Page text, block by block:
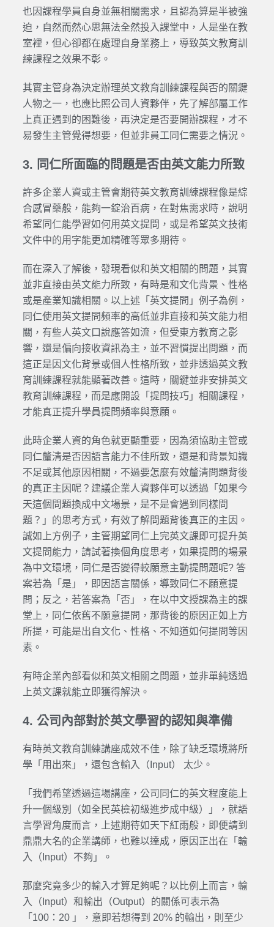
也因課程學員自身並無相關需求，且認為算是半被強
迫，自然而然心思無法全然投入課堂中，人是坐在教
室裡，但心卻都在處理自身業務上，導致英文教育訓
練課程之效果不彰。
其實主管身為決定辦理英文教育訓練課程與否的關鍵
人物之一，也應比照公司人資夥伴，先了解部屬工作
上真正遇到的困難後，再決定是否要開辦課程，才不
易發生主管覺得想要，但並非員工同仁需要之情況。
3. 同仁所面臨的問題是否由英文能力所致
許多企業人資或主管會期待英文教育訓練課程像是綜
合感冒藥般，能夠一錠治百病，在對焦需求時，說明
希望同仁能學習如何用英文提問，或是希望英文技術
文件中的用字能更加精確等眾多期待。
而在深入了解後，發現看似和英文相關的問題，其實
並非直接由英文能力所致，有時是和文化背景、性格
或是產業知識相關。以上述「英文提問」例子為例，
同仁使用英文提問頻率的高低並非直接和英文能力相
關，有些人英文口說應答如流，但受東方教育之影
響，還是偏向接收資訊為主，並不習慣提出問題，而
這正是因文化背景或個人性格所致，並非透過英文教
育訓練課程就能顯著改善。這時，關鍵並非安排英文
教育訓練課程，而是應開設「提問技巧」相關課程，
才能真正提升學員提問頻率與意願。
此時企業人資的角色就更顯重要，因為須協助主管或
同仁釐清是否因語言能力不佳所致，還是和背景知識
不足或其他原因相關，不過要怎麼有效釐清問題背後
的真正主因呢？建議企業人資夥伴可以透過「如果今
天這個問題換成中文場景，是不是會遇到同樣問
題？」的思考方式，有效了解問題背後真正的主因。
誠如上方例子，主管期望同仁上完英文課即可提升英
文提問能力，請試著換個角度思考，如果提問的場景
為中文環境，同仁是否變得較願意主動提問題呢? 答
案若為「是」，即因語言關係，導致同仁不願意提
問；反之，若答案為「否」，在以中文授課為主的課
堂上，同仁依舊不願意提問，那背後的原因正如上方
所提，可能是出自文化、性格、不知道如何提問等因
素。
有時企業內部看似和英文相關之問題，並非單純透過
上英文課就能立即獲得解決。
4. 公司內部對於英文學習的認知與準備
有時英文教育訓練講座成效不佳，除了缺乏環境將所
學「用出來」，還包含輸入（Input） 太少。
「我們希望透過這場講座，公司同仁的英文程度能上
升一個級別（如全民英檢初級進步成中級）」，就語
言學習角度而言，上述期待如天下紅雨般，即便請到
鼎鼎大名的企業講師，也難以達成，原因正出在「輸
入（Input）不夠」。
那麼究竟多少的輸入才算足夠呢？以比例上而言，輸
入（Input）和輸出（Output）的關係可表示為
「100：20 」，意即若想得到 20% 的輸出，則至少